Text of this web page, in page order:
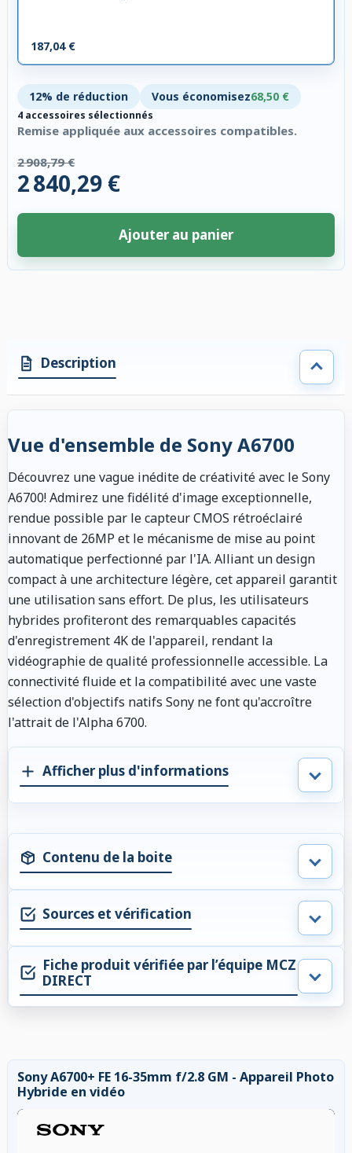
187,04 €
12% de réduction Vous économisez68,50 €
4 accessoires sélectionnés
Remise appliquée aux accessoires compatibles.
2 908,79 €
2 840,29 €
Ajouter au panier
Description
Vue d'ensemble de Sony A6700
Découvrez une vague inédite de créativité avec le Sony
A6700! Admirez une fidélité d'image exceptionnelle,
rendue possible par le capteur CMOS rétroéclairé
innovant de 26MP et le mécanisme de mise au point
automatique perfectionné par l'IA. Alliant un design
compact à une architecture légère, cet appareil garantit
une utilisation sans effort. De plus, les utilisateurs
hybrides profiteront des remarquables capacités
d'enregistrement 4K de l'appareil, rendant la
vidéographie de qualité professionnelle accessible. La
connectivité fluide et la compatibilité avec une vaste
sélection d'objectifs natifs Sony ne font qu'accroître
l'attrait de l'Alpha 6700.
Afficher plus d'informations
Contenu de la boite
Sources et vérification
Fiche produit vérifiée par l’équipe MCZ
DIRECT
Sony A6700+ FE 16-35mm f/2.8 GM - Appareil Photo
Hybride en vidéo